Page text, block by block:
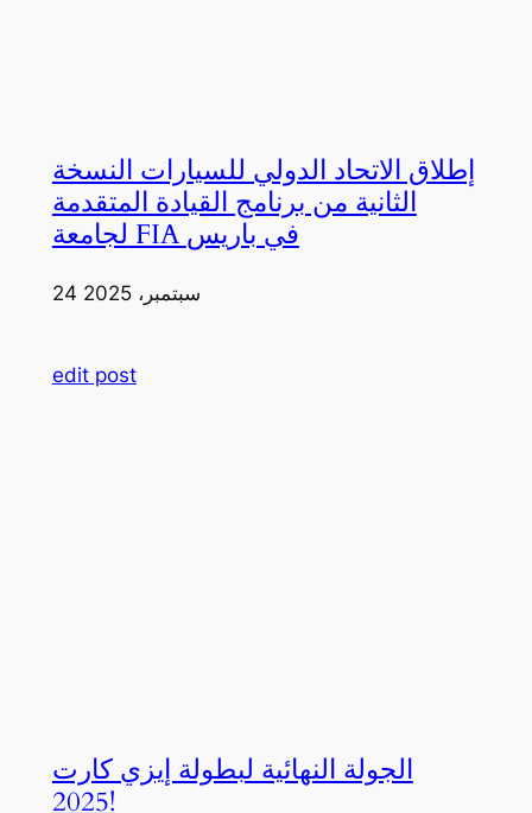
إطلاق الاتحاد الدولي للسيارات النسخة
الثانية من برنامج القيادة المتقدمة
لجامعة FIA في باريس
24 سبتمبر، 2025
edit post
الجولة النهائية لبطولة إيزي كارت
2025!